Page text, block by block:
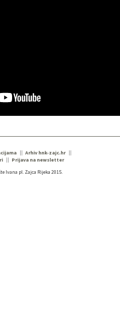
Arhiv hnk-zajc.hr
Prijava na newsletter
Ivana pl. Zajca Rijeka 2015.